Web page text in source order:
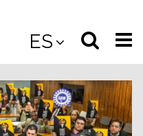
ES
Select
the
site